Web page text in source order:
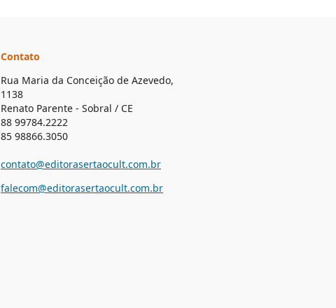
Contato
Rua Maria da Conceição de Azevedo,
1138
Renato Parente - Sobral / CE
88 99784.2222
85 98866.3050
contato@editorasertaocult.com.br
falecom@editorasertaocult.com.br